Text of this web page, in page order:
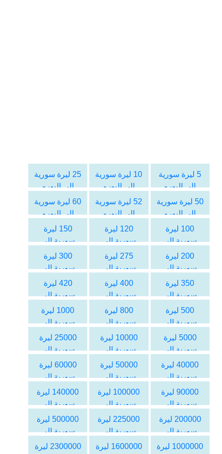
5 ليرة سورية
الى اليورو
10 ليرة سورية
الى اليورو
25 ليرة سورية
الى اليورو
50 ليرة سورية
الى اليورو
52 ليرة سورية
الى اليورو
60 ليرة سورية
الى اليورو
100 ليرة
سورية الى
اليورو
120 ليرة
سورية الى
اليورو
150 ليرة
سورية الى
اليورو
200 ليرة
سورية الى
اليورو
275 ليرة
سورية الى
اليورو
300 ليرة
سورية الى
اليورو
350 ليرة
سورية الى
اليورو
400 ليرة
سورية الى
اليورو
420 ليرة
سورية الى
اليورو
500 ليرة
سورية الى
اليورو
800 ليرة
سورية الى
اليورو
1000 ليرة
سورية الى
اليورو
5000 ليرة
سورية الى
اليورو
10000 ليرة
سورية الى
اليورو
25000 ليرة
سورية الى
اليورو
40000 ليرة
سورية الى
اليورو
50000 ليرة
سورية الى
اليورو
60000 ليرة
سورية الى
اليورو
90000 ليرة
سورية الى
اليورو
100000 ليرة
سورية الى
اليورو
140000 ليرة
سورية الى
اليورو
200000 ليرة
سورية الى
اليورو
225000 ليرة
سورية الى
اليورو
500000 ليرة
سورية الى
اليورو
1000000 ليرة
1600000 ليرة
2300000 ليرة